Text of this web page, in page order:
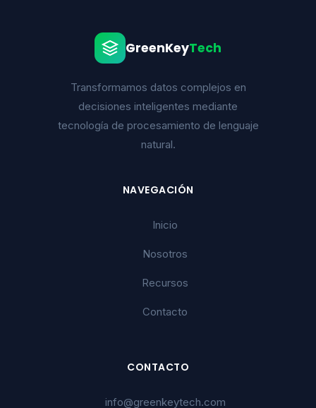
GreenKeyTech
Transformamos datos complejos en
decisiones inteligentes mediante
tecnología de procesamiento de lenguaje
natural.
NAVEGACIÓN
Inicio
Nosotros
Recursos
Contacto
CONTACTO
info@greenkeytech.com